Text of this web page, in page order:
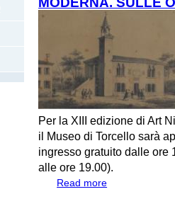
Per la XIII edizione di Art
il Museo di Torcello sarà
ingresso gratuito dalle ore
alle ore 19.00).
Read more